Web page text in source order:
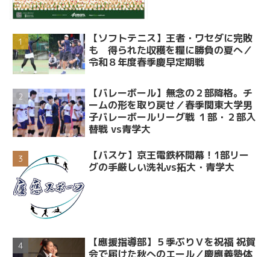
【ソフトテニス】王者・ワセダに完敗
も 得られた収穫を糧に勝負の夏へ／
令和８年度春季慶早定期戦
【バレーボール】無念の２部降格。チ
ームの形を取り戻せ／春季関東大学男
子バレーボールリーグ戦 １部・２部入
替戦 vs青学大
【バスケ】京王電鉄杯開幕！1部リー
グの手厳しい洗礼vs拓大・青学大
【應援指導部】５季ぶりＶを祝福 祝賀
会で届けた秋へのエール／慶應義塾体